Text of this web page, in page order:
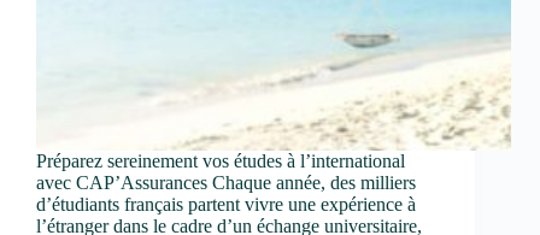
Préparez sereinement vos études à l’international
avec CAP’Assurances Chaque année, des milliers
d’étudiants français partent vivre une expérience à
l’étranger dans le cadre d’un échange universitaire,